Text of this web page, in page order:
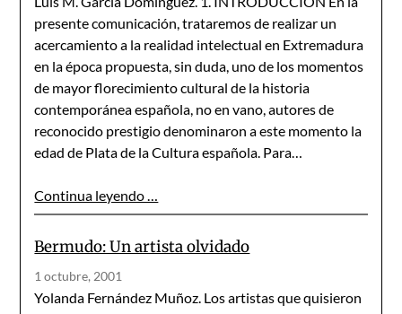
presente comunicación, trataremos de realizar un
acercamiento a la realidad intelectual en Extremadura
en la época propuesta, sin duda, uno de los momentos
de mayor florecimiento cultural de la historia
contemporánea española, no en vano, autores de
reconocido prestigio denominaron a este momento la
edad de Plata de la Cultura española. Para…
Continua leyendo …
Bermudo: Un artista olvidado
1 octubre, 2001
Yolanda Fernández Muñoz. Los artistas que quisieron